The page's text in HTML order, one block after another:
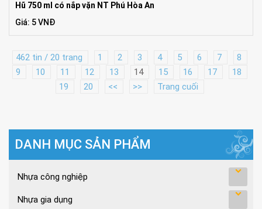
Hũ 750 ml có nắp vặn NT Phú Hòa An
Giá: 5 VNĐ
462 tin / 20 trang 1 2 3 4 5 6 7
8
9
10 11 12 13 14 15 16 17
18
19
20 << >> Trang cuối
DANH MỤC SẢN PHẨM
Nhựa công nghiệp
Nhựa gia dụng